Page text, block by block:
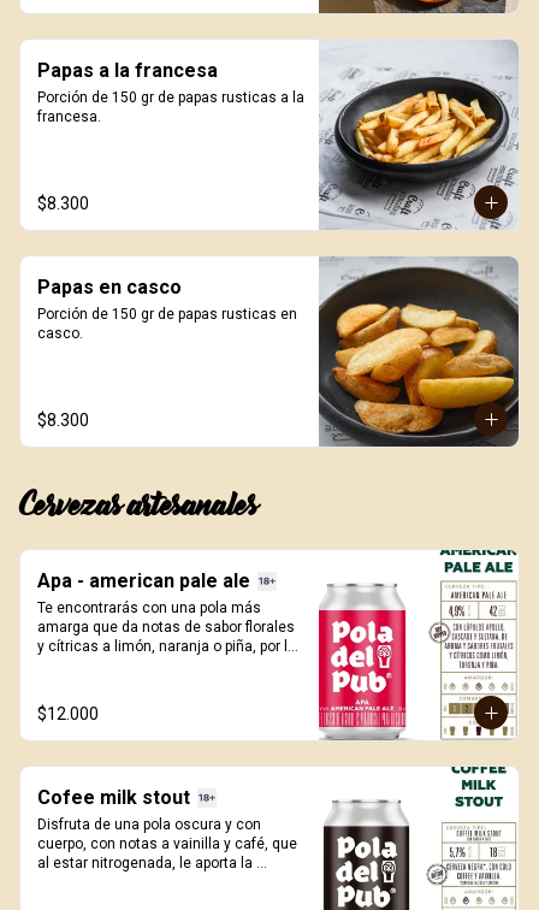
Papas a la francesa
Porción de 150 gr de papas rusticas a la
francesa.
$8.300
Papas en casco
Porción de 150 gr de papas rusticas en
casco.
$8.300
Cervezas artesanales
Apa - american pale ale
Te encontrarás con una pola más
amarga que da notas de sabor florales
y cítricas a limón, naranja o piña, por los
$12.000
Cofee milk stout
Disfruta de una pola oscura y con
cuerpo, con notas a vainilla y café, que
al estar nitrogenada, le aporta la